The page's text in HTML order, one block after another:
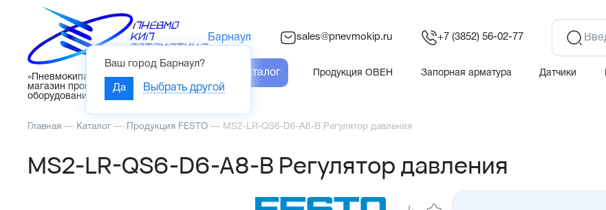
«Пневмокипавтоматика» – интернет-
магазин промышленного
оборудования
Барнаул
Ваш город Барнаул?
Да Выбрать другой
sales@pnevmokip.ru +7 (3852) 56-02-77
Каталог Продукция ОВЕН Запорная арматура Датчики
Главная — Каталог — Продукция FESTO — MS2-LR-QS6-D6-A8-B Регулятор давления
MS2-LR-QS6-D6-A8-B Регулятор давления